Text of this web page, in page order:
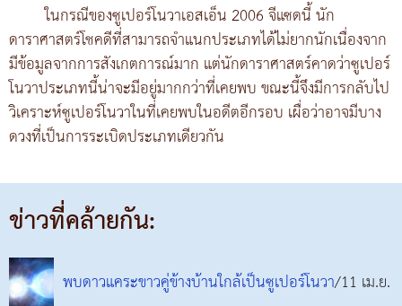
ในกรณีของซูเปอร์โนวาเอสเอ็น 2006 จีแซดนี้ นัก
ดาราศาสตร์โชคดีที่สามารถจำแนกประเภทได้ไม่ยากนักเนื่องจาก
มีข้อมูลจากการสังเกตการณ์มาก แต่นักดาราศาสตร์คาดว่าซูเปอร์
โนวาประเภทนี้น่าจะมีอยู่มากกว่าที่เคยพบ ขณะนี้จึงมีการกลับไป
วิเคราะห์ซูเปอร์โนวาในที่เคยพบในอดีตอีกรอบ เผื่อว่าอาจมีบาง
ดวงที่เป็นการระเบิดประเภทเดียวกัน
ข่าวที่คล้ายกัน:
พบดาวแคระขาวคู่ข้างบ้านใกล้เป็นซูเปอร์โนวา/11 เม.ย.